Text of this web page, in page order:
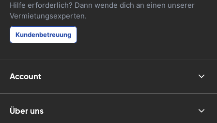
Hilfe erforderlich? Dann wende dich an einen unserer
Vermietungsexperten.
Kundenbetreuung
Account
Über uns